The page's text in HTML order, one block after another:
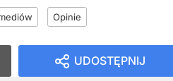
Opinie
UDOSTĘPNIJ